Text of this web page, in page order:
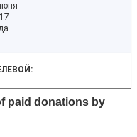
paid donations by